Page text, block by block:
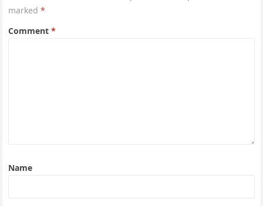
marked*
Comment*
Name